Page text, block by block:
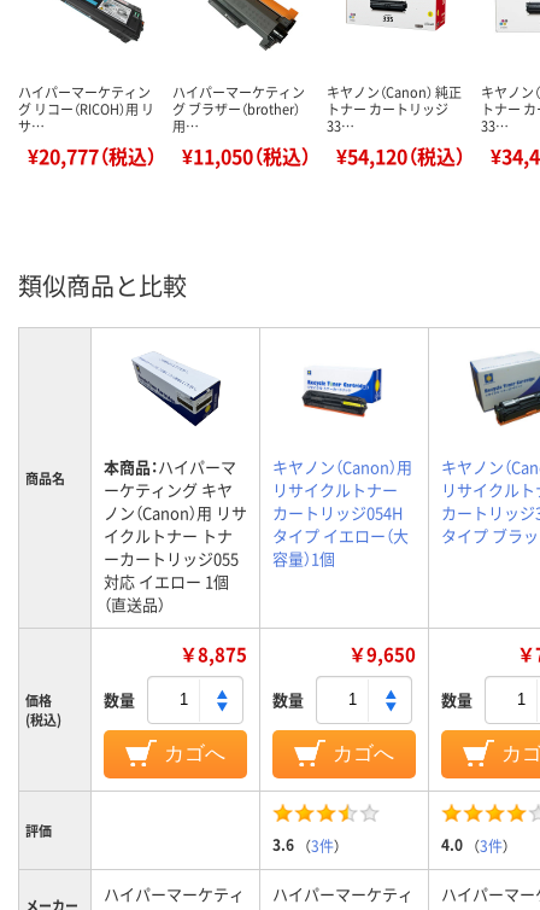
ハイパーマーケティン
グ リコー（RICOH）用 リ
サ…
¥20,777（税込）
ハイパーマーケティン
グ ブラザー（brother）
用…
¥11,050（税込）
キヤノン（Canon） 純正
トナー カートリッジ
33…
¥54,120（税込）
キヤノン
トナー
33…
類似商品と比較
商品名 本商品：ハイパーマ
ーケティング キヤ
ノン（Canon）用 リサ
イクルトナー トナ
ーカートリッジ055
対応 イエロー 1個
（直送品）
キヤノン（Canon）用
リサイクルトナー
カートリッジ054H
タイプ イエロー（大
容量）1個
キヤノン（
リサイクル
カートリッジ
タイプ ブラ
価格
(税込)
￥8,875
数量
カゴへ
￥9,650
数量
カゴへ
数量
カ
評価
3.6 （3件） 4.0 （3件）
メーカー
ハイパーマーケティ
ハイパーマーケティ
ハイパーマ